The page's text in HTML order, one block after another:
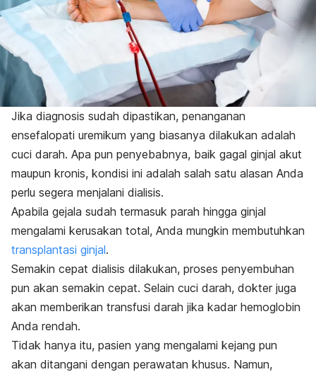
Jika diagnosis sudah dipastikan, penanganan
ensefalopati uremikum yang biasanya dilakukan adalah
cuci darah. Apa pun penyebabnya, baik gagal ginjal akut
maupun kronis, kondisi ini adalah salah satu alasan Anda
perlu segera menjalani dialisis.
Apabila gejala sudah termasuk parah hingga ginjal
mengalami kerusakan total, Anda mungkin membutuhkan
transplantasi ginjal.
Semakin cepat dialisis dilakukan, proses penyembuhan
pun akan semakin cepat. Selain cuci darah, dokter juga
akan memberikan transfusi darah jika kadar hemoglobin
Anda rendah.
Tidak hanya itu, pasien yang mengalami kejang pun
akan ditangani dengan perawatan khusus. Namun,